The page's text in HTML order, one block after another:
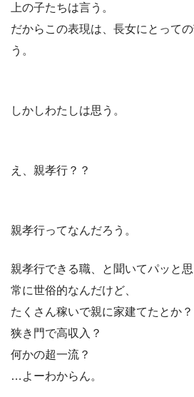
上の子たちは言う。
だからこの表現は、長女にとって
う。
しかしわたしは思う。
え、親孝行？？
親孝行ってなんだろう。
親孝行できる職、と聞いてパッと
常に世俗的なんだけど、
たくさん稼いで親に家建てたとか？
狭き門で高収入？
何かの超一流？
…よーわからん。